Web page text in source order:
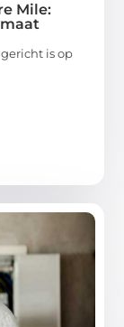
Mile:
is op